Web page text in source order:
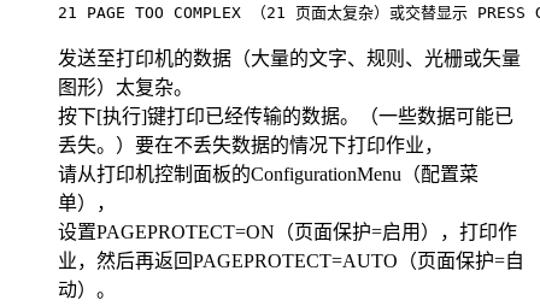
21 PAGE TOO COMPLEX （21
发送至打印机的数据（大量的文字、规则、光栅或矢量
图形）太复杂。
按下[执行]键打印已经传输的数据。（一些数据可能已
丢失。）要在不丢失数据的情况下打印作业，
请从打印机控制面板的ConfigurationMenu（配置菜
单），
设置PAGEPROTECT=ON（页面保护=启用），打印作
业，然后再返回PAGEPROTECT=AUTO（页面保护=自
动）。